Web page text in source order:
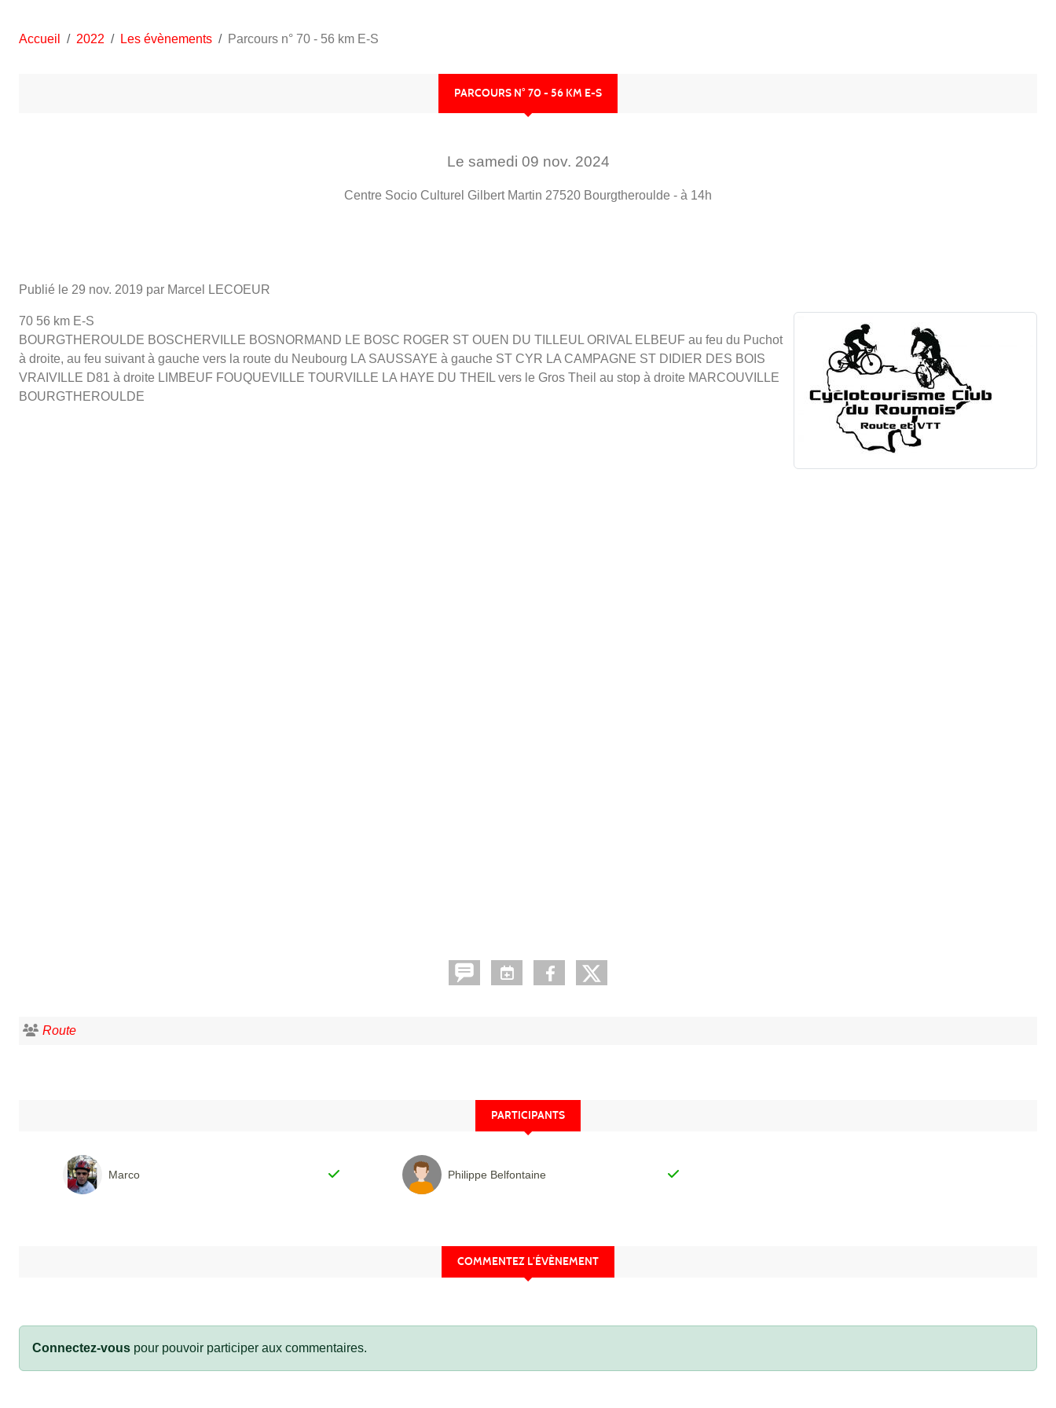
Accueil 2022 Les évènements Parcours n° 70 - 56 km E-S
PARCOURS N° 70 - 56 KM E-S
Le samedi 09 nov. 2024
Centre Socio Culturel Gilbert Martin 27520 Bourgtheroulde - à 14h
Publié le 29 nov. 2019 par Marcel LECOEUR
70 56 km E-S
BOURGTHEROULDE BOSCHERVILLE BOSNORMAND LE BOSC ROGER ST OUEN DU TILLEUL ORIVAL ELBEUF au feu du Puchot
à droite, au feu suivant à gauche vers la route du Neubourg LA SAUSSAYE à gauche ST CYR LA CAMPAGNE ST DIDIER DES BOIS
VRAIVILLE D81 à droite LIMBEUF FOUQUEVILLE TOURVILLE LA HAYE DU THEIL vers le Gros Theil au stop à droite MARCOUVILLE
BOURGTHEROULDE
Route
PARTICIPANTS
Marco Philippe Belfontaine
COMMENTEZ L’ÉVÈNEMENT
Connectez-vous pour pouvoir participer aux commentaires.